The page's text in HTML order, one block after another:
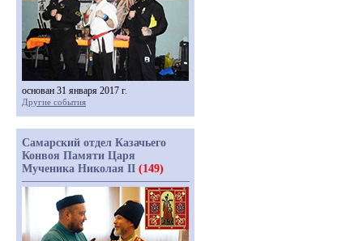
основан 31 января 2017 г.
Другие события
Самарский отдел Казачьего
Конвоя Памяти Царя
Мученика Николая II (149)